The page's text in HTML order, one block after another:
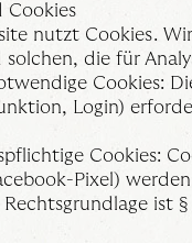
Cookies
nutzt Cookies.
solchen, die für
Cookies:
Login)
Cookies:
Pixel)
ist